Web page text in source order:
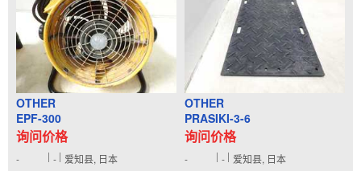
OTHER
EPF-300
询问价格
- - 爱知县, 日本
OTHER
PRASIKI-3-6
询问价格
- - 爱知县, 日本